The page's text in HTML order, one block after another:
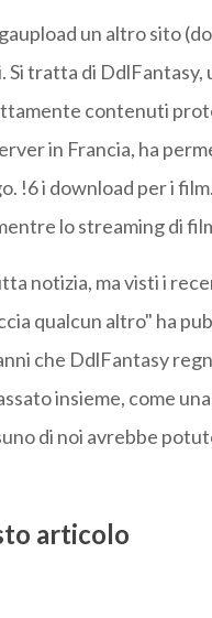
un altro sito
tratta di DdlFantasy,
contenuti
in Francia, ha
!6 i download per i
lo streaming di
notizia, ma visti i
qualcun altro" ha
che DdlFantasy
insieme, come
di noi avrebbe
articolo